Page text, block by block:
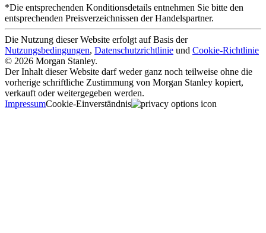
*Die entsprechenden Konditionsdetails entnehmen Sie bitte den
entsprechenden Preisverzeichnissen der Handelspartner.
Die Nutzung dieser Website erfolgt auf Basis der
Nutzungsbedingungen, Datenschutzrichtlinie und Cookie-Richtlinie
© 2026 Morgan Stanley.
Der Inhalt dieser Website darf weder ganz noch teilweise ohne die
vorherige schriftliche Zustimmung von Morgan Stanley kopiert,
verkauft oder weitergegeben werden.
ImpressumCookie-Einverständnis